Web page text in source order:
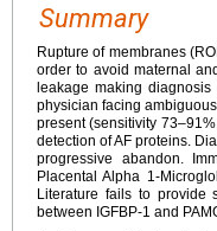
Summary
Rupture of membranes
order to avoid maternal
leakage making
physician facing
present (sensitivity
detection of AF proteins.
progressive abandon.
Placental Alpha 1-
Literature fails to provide
between IGFBP-1 and